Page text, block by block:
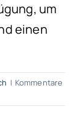
um
einen
| Kommentare